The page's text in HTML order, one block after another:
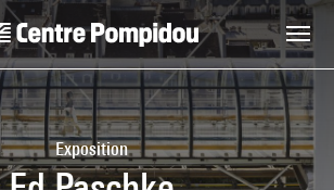
Exposition